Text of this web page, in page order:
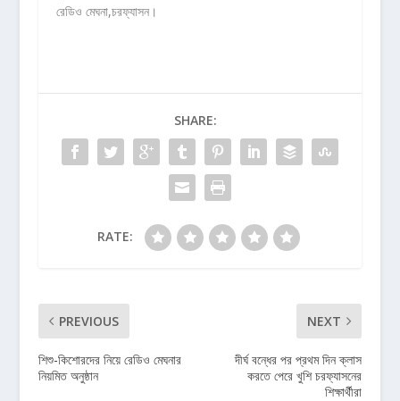
রেডিও মেঘনা,চরফ্যাসন।
SHARE:
RATE:
PREVIOUS
শিশু-কিশোরদের নিয়ে রেডিও মেঘনার
নিয়মিত অনুষ্ঠান
NEXT
দীর্ঘ বন্ধের পর প্রথম দিন ক্লাস
করতে পেরে খুশি চরফ্যাসনের
শিক্ষার্থীরা